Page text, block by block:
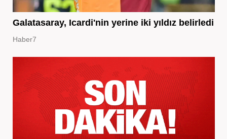
Galatasaray, Icardi'nin yerine iki yıldız belirledi
Haber7